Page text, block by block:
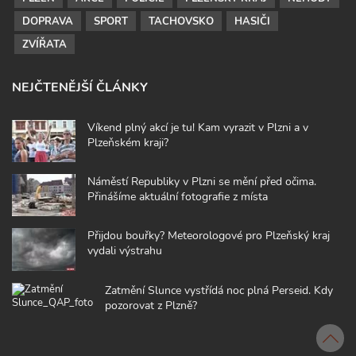
DOPRAVA
SPORT TACHOVSKO
HASIČI
ZVÍŘATA
NEJČTENĚJŠÍ ČLÁNKY
Víkend plný akcí je tu! Kam vyrazit v Plzni a v
Plzeňském kraji?
Náměstí Republiky v Plzni se mění před očima.
Přinášíme aktuální fotografie z místa
Přijdou bouřky? Meteorologové pro Plzeňský kraj
vydali výstrahu
Zatmění Slunce vystřídá noc plná Perseid. Kdy
pozorovat z Plzně?